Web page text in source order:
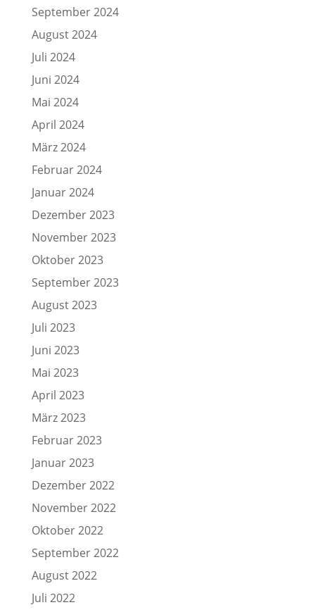
September 2024
August 2024
Juli 2024
Juni 2024
Mai 2024
April 2024
März 2024
Februar 2024
Januar 2024
Dezember 2023
November 2023
Oktober 2023
September 2023
August 2023
Juli 2023
Juni 2023
Mai 2023
April 2023
März 2023
Februar 2023
Januar 2023
Dezember 2022
November 2022
Oktober 2022
September 2022
August 2022
Juli 2022